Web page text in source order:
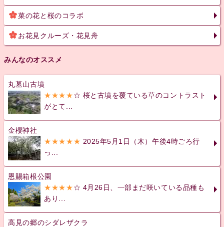
菜の花と桜のコラボ
お花見クルーズ・花見舟
みんなのオススメ
丸墓山古墳
★★★★☆ 桜と古墳を覆ている草のコントラスト
がとて...
金櫻神社
★★★★★ 2025年5月1日（木）午後4時ごろ行
っ...
恩賜箱根公園
★★★★☆ 4月26日、一部まだ咲いている品種も
あり...
高見の郷のシダレザクラ